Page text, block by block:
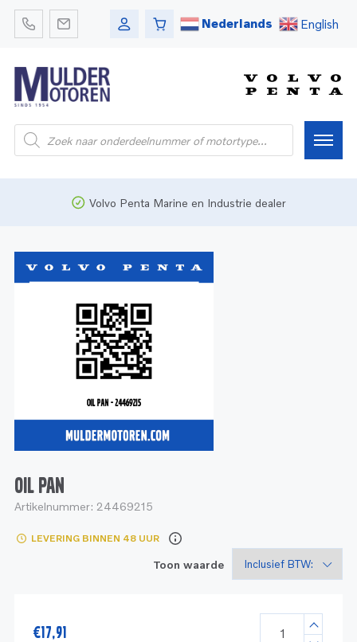
Nederlands English
Onderdelen
Bedrijfsvaart
Onderdelen
Motoren
Onderdelen
Service
Motoren
Service en onderhoud
Reman - Bedrijfsvaart
Volvo Penta Marine en Industrie dealer
OIL PAN
Artikelnummer: 24469215
LEVERING BINNEN 48 UUR
Toon waarde
€17,91